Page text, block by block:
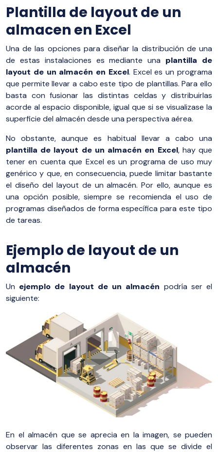
Plantilla de layout de un
almacen en Excel
Una de las opciones para diseñar la distribución de una
de estas instalaciones es mediante una plantilla de
layout de un almacén en Excel. Excel es un programa
que permite llevar a cabo este tipo de plantillas. Para ello
basta con fusionar las distintas celdas y distribuirlas
acorde al espacio disponible, igual que si se visualizase la
superficie del almacén desde una perspectiva aérea.
No obstante, aunque es habitual llevar a cabo una
plantilla de layout de un almacén en Excel, hay que
tener en cuenta que Excel es un programa de uso muy
genérico y que, en consecuencia, puede limitar bastante
el diseño del layout de un almacén. Por ello, aunque es
una opción posible, siempre se recomienda el uso de
programas diseñados de forma específica para este tipo
de tareas.
Ejemplo de layout de un
almacén
Un ejemplo de layout de un almacén podría ser el
siguiente:
En el almacén que se aprecia en la imagen, se pueden
observar las diferentes zonas en las que se divide el